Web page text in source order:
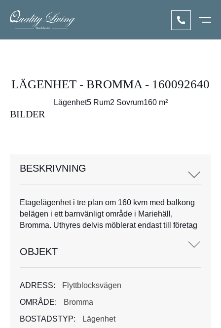
LÄGENHET - BROMMA - 160092640
Lägenhet5 Rum2 Sovrum160 m²
BILDER
BESKRIVNING
Etagelägenhet i tre plan om 160 kvm med balkong
belägen i ett barnvänligt område i Mariehäll,
Bromma. Uthyres delvis möblerat endast till företag
OBJEKT
ADRESS:
Flyttblocksvägen
OMRÅDE:
Bromma
BOSTADSTYP:
Lägenhet